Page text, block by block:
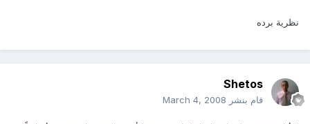
نظرية برده
Shetos
قام بنشر March 4, 2008